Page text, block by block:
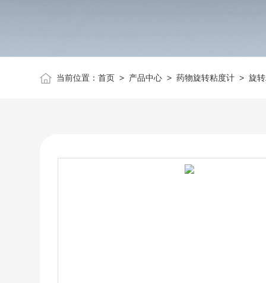
当前位置：首页 > 产品中心 >药物旋转粘度计 >旋